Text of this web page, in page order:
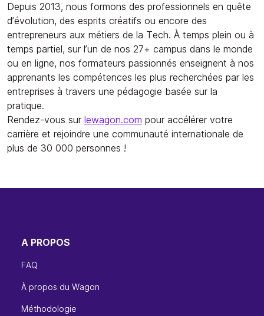
Depuis 2013, nous formons des professionnels en quête
d’évolution, des esprits créatifs ou encore des
entrepreneurs aux métiers de la Tech. À temps plein ou à
temps partiel, sur l’un de nos 27+ campus dans le monde
ou en ligne, nos formateurs passionnés enseignent à nos
apprenants les compétences les plus recherchées par les
entreprises à travers une pédagogie basée sur la
pratique.
Rendez-vous sur lewagon.com pour accélérer votre
carrière et rejoindre une communauté internationale de
plus de 30 000 personnes !
A PROPOS
FAQ
À propos du Wagon
Méthodologie